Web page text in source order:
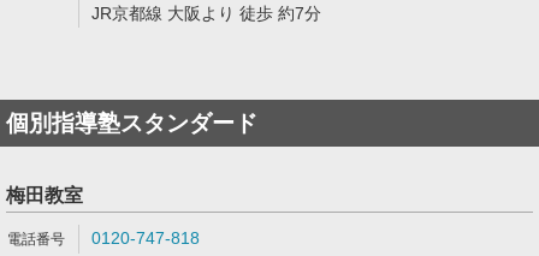
JR京都線 大阪より 徒歩 約7分
個別指導塾スタンダード
梅田教室
0120-747-818